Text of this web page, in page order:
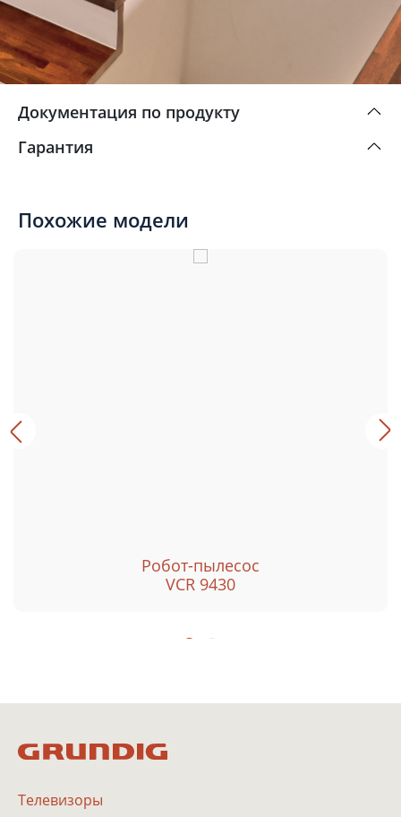
Документация по продукту
Гарантия
Похожие модели
Робот-пылесос
VCR 9430
Телевизоры